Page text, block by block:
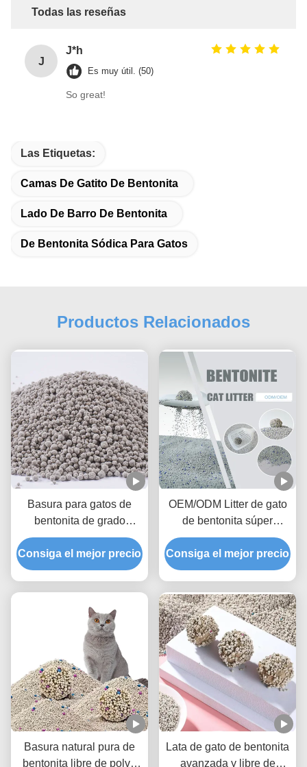
Todas las reseñas
J
J*h
Es muy útil. (50)
So great!
Las Etiquetas:
Camas De Gatito De Bentonita
Lado De Barro De Bentonita
De Bentonita Sódica Para Gatos
Productos Relacionados
Basura para gatos de
bentonita de grado
profesional con
aglomeración rápida y
manejo de olores
Consiga el mejor precio
OEM/ODM Litter de gato
de bentonita súper
absorbente con carbón
activado y tecnología de
control de polvo
Consiga el mejor precio
Basura natural pura de
bentonita libre de polvo
Lata de gato de bentonita
avanzada y libre de